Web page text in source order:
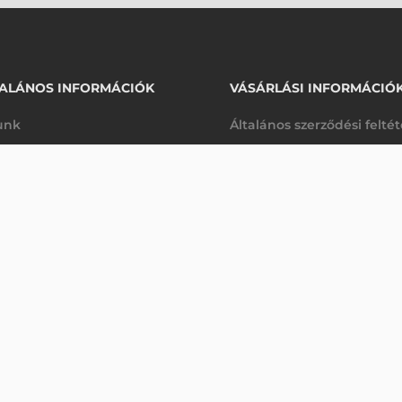
INFORMÁCIÓK VÁSÁRLÁSI
Általános szerződési